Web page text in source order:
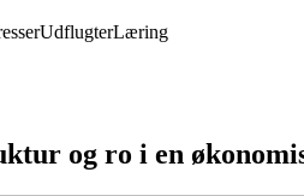
UdflugterLæring
og ro i en